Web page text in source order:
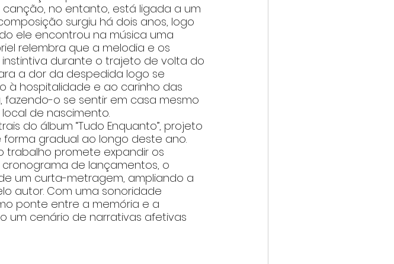
no entanto, está ligada a um
surgiu há dois anos, logo
ele encontrou na música uma
relembra que a melodia e os
durante o trajeto de volta do
a dor da despedida logo se
à hospitalidade e ao carinho das
o se sentir em casa mesmo
de nascimento.
do álbum “Tudo Enquanto”, projeto
gradual ao longo deste ano.
trabalho promete expandir os
de lançamentos, o
um curta-metragem, ampliando a
autor. Com uma sonoridade
ponte entre a memória e a
um cenário de narrativas afetivas